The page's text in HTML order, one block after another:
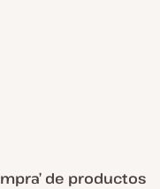
de productos